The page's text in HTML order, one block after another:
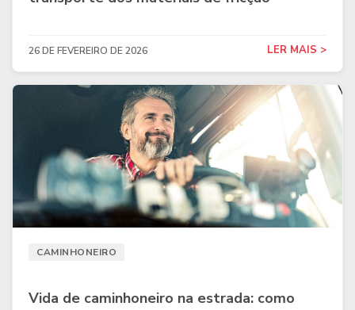
26 DE FEVEREIRO DE 2026 LER MAIS >
CAMINHONEIRO
Vida de caminhoneiro na estrada: como